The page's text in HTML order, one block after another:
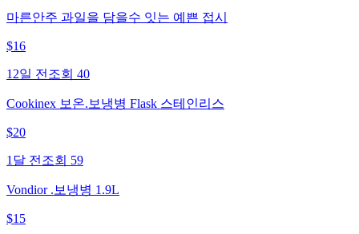
마른안주 과일을 담을수 잇는 예쁜 접시
$16
12일 전 조회 40
Cookinex 보온.보냉병 Flask 스테인리스
$20
1달 전 조회 59
Vondior .보냉병 1.9L
$15